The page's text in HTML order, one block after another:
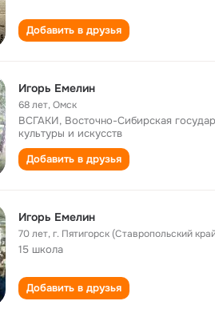
Добавить в друзья
Игорь Емелин
68 лет,Омск
ВСГАКИ, Восточно-Сибирская
культуры и искусств
Добавить в друзья
Игорь Емелин
70 лет,г. Пятигорск (Ставропольский
15 школа
Добавить в друзья